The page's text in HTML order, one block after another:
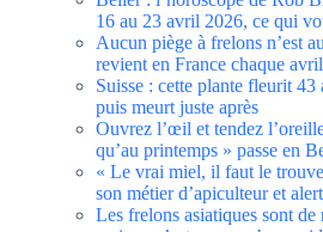
16 au 23 avril 2026, ce qui
Aucun piège à frelons n’est
revient en France chaque
Suisse : cette plante fleurit 43
puis meurt juste après
Ouvrez l’œil et tendez
qu’au printemps » passe en
« Le vrai miel, il faut le
son métier d’apiculteur et
Les frelons asiatiques sont